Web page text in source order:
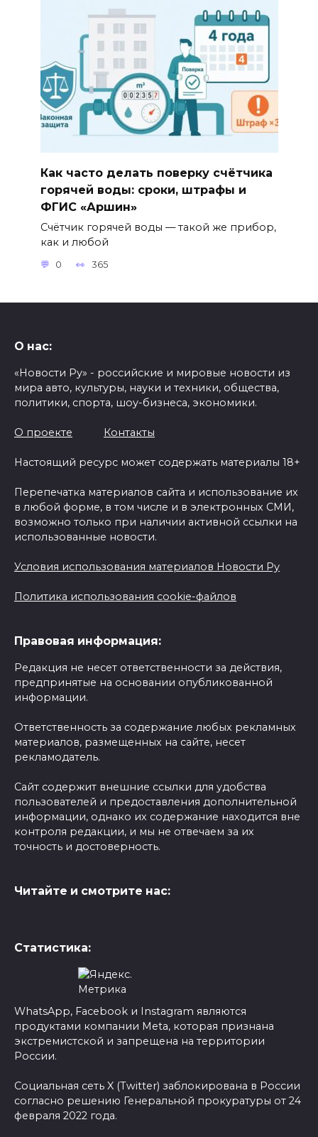
Как часто делать поверку счётчика
горячей воды: сроки, штрафы и
ФГИС «Аршин»
Счётчик горячей воды — такой же прибор,
как и любой
0 365
О нас:
«Новости Ру» - российские и мировые новости из
мира авто, культуры, науки и техники, общества,
политики, спорта, шоу-бизнеса, экономики.
О проекте Контакты
Настоящий ресурс может содержать материалы 18+
Перепечатка материалов сайта и использование их
в любой форме, в том числе и в электронных СМИ,
возможно только при наличии активной ссылки на
использованные новости.
Условия использования материалов Новости Ру
Политика использования cookie-файлов
Правовая информация:
Редакция не несет ответственности за действия,
предпринятые на основании опубликованной
информации.
Ответственность за содержание любых рекламных
материалов, размещенных на сайте, несет
рекламодатель.
Сайт содержит внешние ссылки для удобства
пользователей и предоставления дополнительной
информации, однако их содержание находится вне
контроля редакции, и мы не отвечаем за их
точность и достоверность.
Читайте и смотрите нас:
Статистика:
WhatsApp, Facebook и Instagram являются
продуктами компании Meta, которая признана
экстремистской и запрещена на территории
России.
Социальная сеть X (Twitter) заблокирована в России
согласно решению Генеральной прокуратуры от 24
февраля 2022 года.